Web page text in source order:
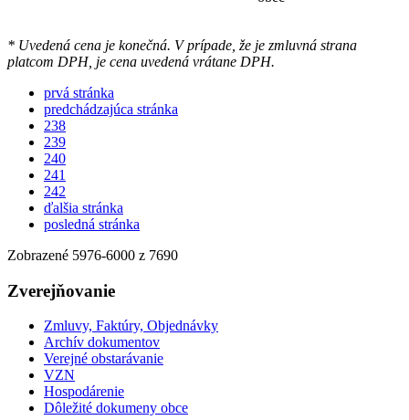
* Uvedená cena je konečná. V prípade, že je zmluvná strana
platcom DPH, je cena uvedená vrátane DPH.
prvá stránka
predchádzajúca stránka
238
239
240
241
242
ďalšia stránka
posledná stránka
Zobrazené 5976-6000 z 7690
Zverejňovanie
Zmluvy, Faktúry, Objednávky
Archív dokumentov
Verejné obstarávanie
VZN
Hospodárenie
Dôležité dokumeny obce